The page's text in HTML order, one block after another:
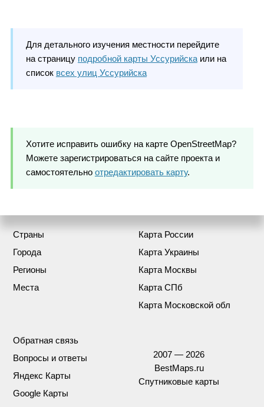
Для детального изучения местности перейдите
на страницу подробной карты Уссурийскаили на
список всех улиц Уссурийска
Хотите исправить ошибку на карте OpenStreetMap?
Можете зарегистрироваться на сайте проекта и
самостоятельно отредактировать карту.
Страны
Города
Регионы
Места
Карта России
Карта Украины
Карта Москвы
Карта СПб
Карта Московской обл
Обратная связь
Вопросы и ответы
Яндекс Карты
Google Карты
2007 — 2026
BestMaps.ru
Спутниковые карты